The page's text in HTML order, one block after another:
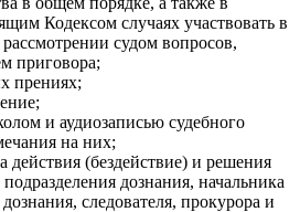
Кодексом случаях участвовать в
судом вопросов,
приговора;
прениях;
и аудиозаписью судебного
на них;
действия (бездействие) и решения
дознания, начальника
следователя, прокурора и